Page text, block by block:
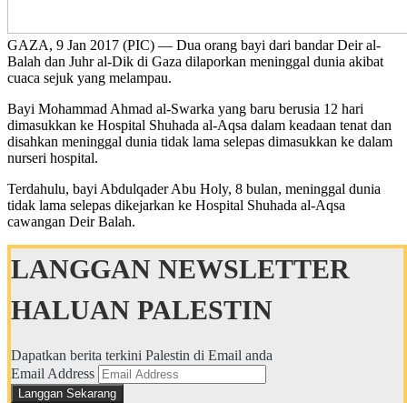
GAZA, 9 Jan 2017 (PIC) — Dua orang bayi dari bandar Deir al-
Balah dan Juhr al-Dik di Gaza dilaporkan meninggal dunia akibat
cuaca sejuk yang melampau.
Bayi Mohammad Ahmad al-Swarka yang baru berusia 12 hari
dimasukkan ke Hospital Shuhada al-Aqsa dalam keadaan tenat dan
disahkan meninggal dunia tidak lama selepas dimasukkan ke dalam
nurseri hospital.
Terdahulu, bayi Abdulqader Abu Holy, 8 bulan, meninggal dunia
tidak lama selepas dikejarkan ke Hospital Shuhada al-Aqsa
cawangan Deir Balah.
LANGGAN NEWSLETTER
HALUAN PALESTIN
Dapatkan berita terkini Palestin di Email anda
Email Address